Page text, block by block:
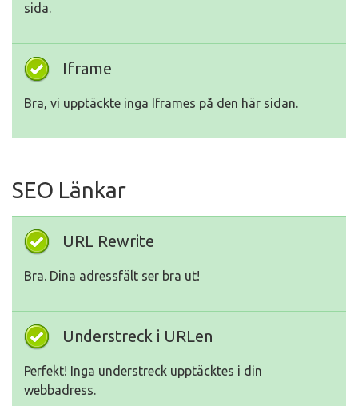
sida.
Iframe
Bra, vi upptäckte inga Iframes på den här sidan.
SEO Länkar
URL Rewrite
Bra. Dina adressfält ser bra ut!
Understreck i URLen
Perfekt! Inga understreck upptäcktes i din
webbadress.